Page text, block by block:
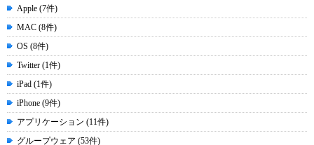
Apple (7件)
MAC (8件)
OS (8件)
Twitter (1件)
iPad (1件)
iPhone (9件)
アプリケーション (11件)
グループウェア (53件)